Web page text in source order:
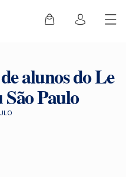
alunos do Le
Paulo